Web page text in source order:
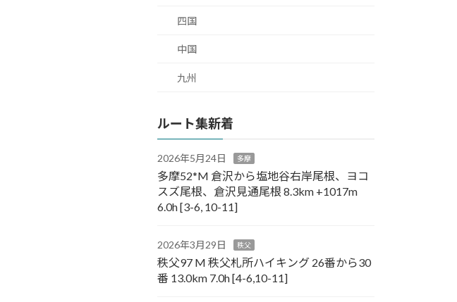
四国
中国
九州
ルート集新着
2026年5月24日 多摩
多摩52*M 倉沢から塩地谷右岸尾根、ヨコ
スズ尾根、倉沢見通尾根 8.3km +1017m
6.0h [3-6, 10-11]
2026年3月29日 秩父
秩父97 M 秩父札所ハイキング 26番から30
番 13.0km 7.0h [4-6,10-11]